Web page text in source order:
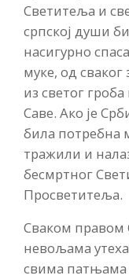
Светитеља и
српској души
насигурно
муке, од сваког
из светог
Саве. Ако је
била потребна
тражили и
бесмртног
Просветитеља.
Сваком правом
невољама
свима патњама